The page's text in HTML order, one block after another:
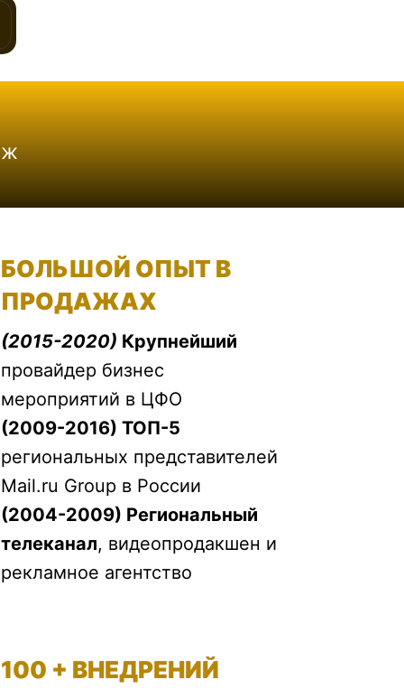
БОЛЬШОЙ ОПЫТ В
ПРОДАЖАХ
(2015-2020) Крупнейший
провайдер бизнес
мероприятий в ЦФО
(2009-2016) ТОП-5
региональных представителей
Mail.ru Group в России
(2004-2009) Региональный
телеканал, видеопродакшен и
рекламное агентство
100 + ВНЕДРЕНИЙ